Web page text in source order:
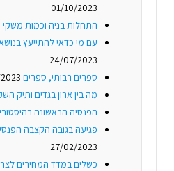
01/10/2023
התחלות בניה וכמות משקי
עם מי כדאי להתייעץ
24/07/2023
ספרים רבותי, ספרים
מה בין ארון בגדים ותיק
הפנסיה הראשונה
פגיעה בגובה הקצבה
27/02/2023
כשלים במדד המחירים